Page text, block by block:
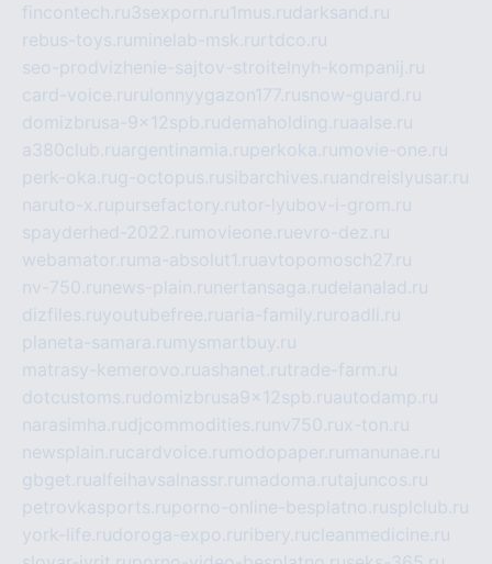
fincontech.ru3sexporn.ru1mus.rudarksand.ru
rebus-toys.ru minelab-msk.ru rtdco.ru
seo-prodvizhenie-sajtov-stroitelnyh-kompanij.ru
card-voice.ru rulonnyygazon177.rusnow-guard.ru
domizbrusa-9x12spb.rudemaholding.ruaalse.ru
a380club.ruargentinamia.ruperkoka.ru movie-one.ru
perk-oka.rug-octopus.rusibarchives.ruandreislyusar.ru
naruto-x.rupursefactory.rutor-lyubov-i-grom.ru
spayderhed-2022.ru movieone.ruevro-dez.ru
webamator.ru ma-absolut1.ruavtopomosch27.ru
nv-750.ru news-plain.ru nertansaga.rudelanalad.ru
dizfiles.ruyoutubefree.ruaria-family.ru roadli.ru
planeta-samara.ru mysmartbuy.ru
matrasy-kemerovo.ruashanet.rutrade-farm.ru
dotcustoms.rudomizbrusa9x12spb.ruautodamp.ru
narasimha.rudjcommodities.ru nv750.rux-ton.ru
newsplain.rucardvoice.ru modopaper.ru manunae.ru
gbget.rualfeihavsalnassr.ru madoma.rutajuncos.ru
petrovkasports.ruporno-online-besplatno.rusplclub.ru
york-life.rudoroga-expo.ru ribery.rucleanmedicine.ru